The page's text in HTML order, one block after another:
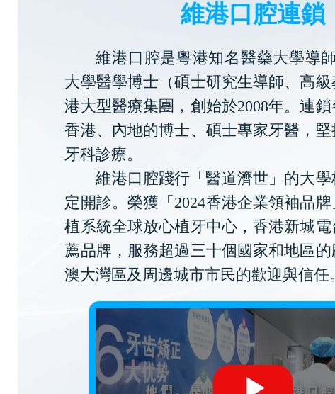
維港口腔連鎖
維港口腔是粵港知名醫藥大學導
大學醫學博士（碩士研究生導師、高
港大型醫療集團，創始於2008年。連
香港、內地的博士、碩士專家牙醫，
牙科診療。
維港口腔踐行「醫道濟世」的大
定開診。榮獲「2024香港企業領袖品
植系統全球放心植牙中心，香港新城
薦品牌，服務超過三十個國家和地區
澳大灣區及周邊城市市民的歡迎與信任